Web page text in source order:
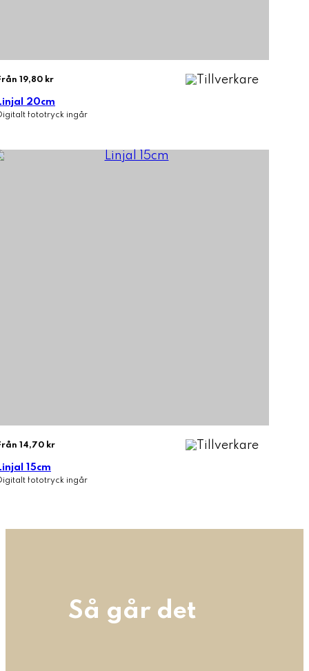
19,80 kr
20cm
fototryck ingår
14,70 kr
15cm
fototryck ingår
Så går det